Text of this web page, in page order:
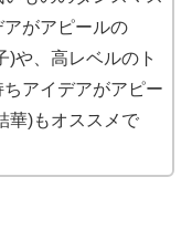
がアピールの
)や、高レベルのト
アイデアがアピー
華)もオススメで